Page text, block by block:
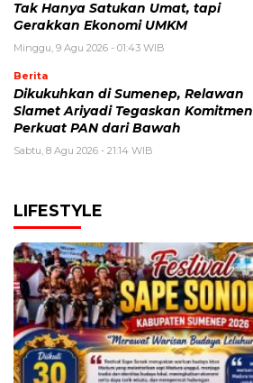
Tak Hanya Satukan Umat, tapi
Gerakkan Ekonomi UMKM
Minggu, 9 Agu 2026 - 01:43 WIB
Berita
Dikukuhkan di Sumenep, Relawan
Slamet Ariyadi Tegaskan Komitmen
Perkuat PAN dari Bawah
Sabtu, 8 Agu 2026 - 21:14 WIB
LIFESTYLE